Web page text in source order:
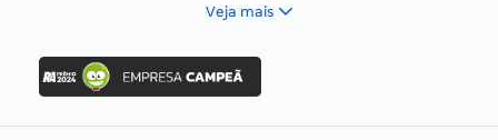
Concurso Ibama
Concurso MPU
Editais publicados
Veja mais